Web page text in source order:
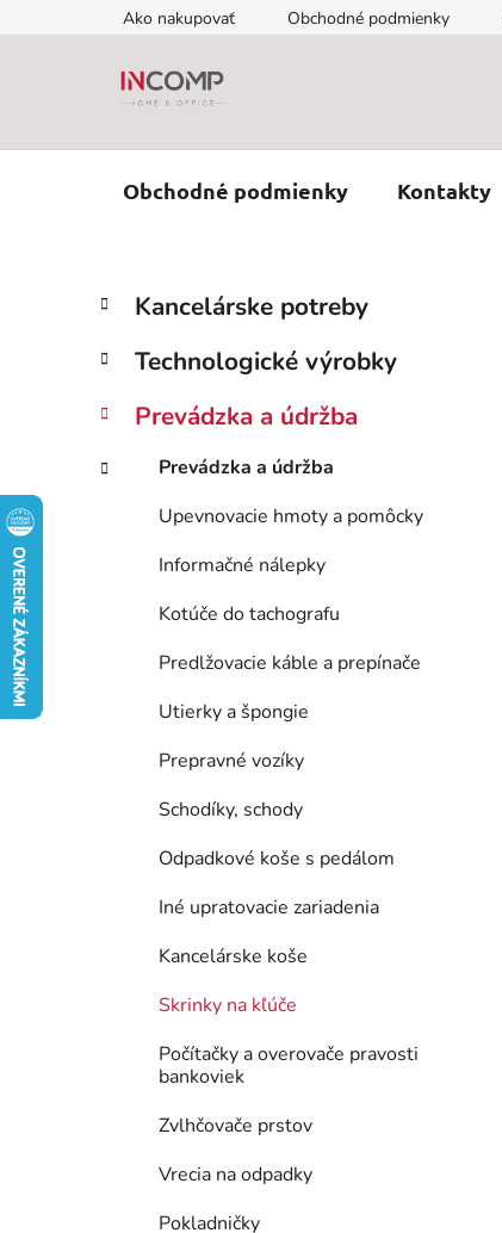
na
Ako nakupovať Obchodné podmienky
Obchodné podmienky Kontakty
B
č
ý
a
Preskočiť
kategórie
K
a
e
ó
i
Kancelárske potreby
Technologické výrobky
Prevádzka a údržba
Prevádzka a údržba
Upevnovacie hmoty a pomôcky
Informačné nálepky
Kotúče do tachografu
Predlžovacie káble a prepínače
Utierky a špongie
Prepravné vozíky
Schodíky, schody
Odpadkové koše s pedálom
Iné upratovacie zariadenia
Kancelárske koše
Skrinky na kľúče
Počítačky a overovače pravosti
bankoviek
Zvlhčovače prstov
Vrecia na odpadky
Pokladničky